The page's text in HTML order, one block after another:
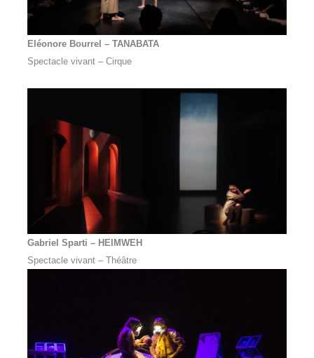
Eléonore Bourrel – TANABATA
Spectacle vivant – Cirque
Gabriel Sparti – HEIMWEH
Spectacle vivant – Théâtre